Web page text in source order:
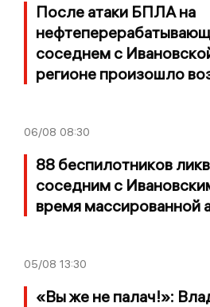
После атаки БПЛА на
соседнем с
регионе произошло
06/08 08:30
88 беспилотников
соседним с
время массированной
05/08 13:30
«Вы же не палач!»: